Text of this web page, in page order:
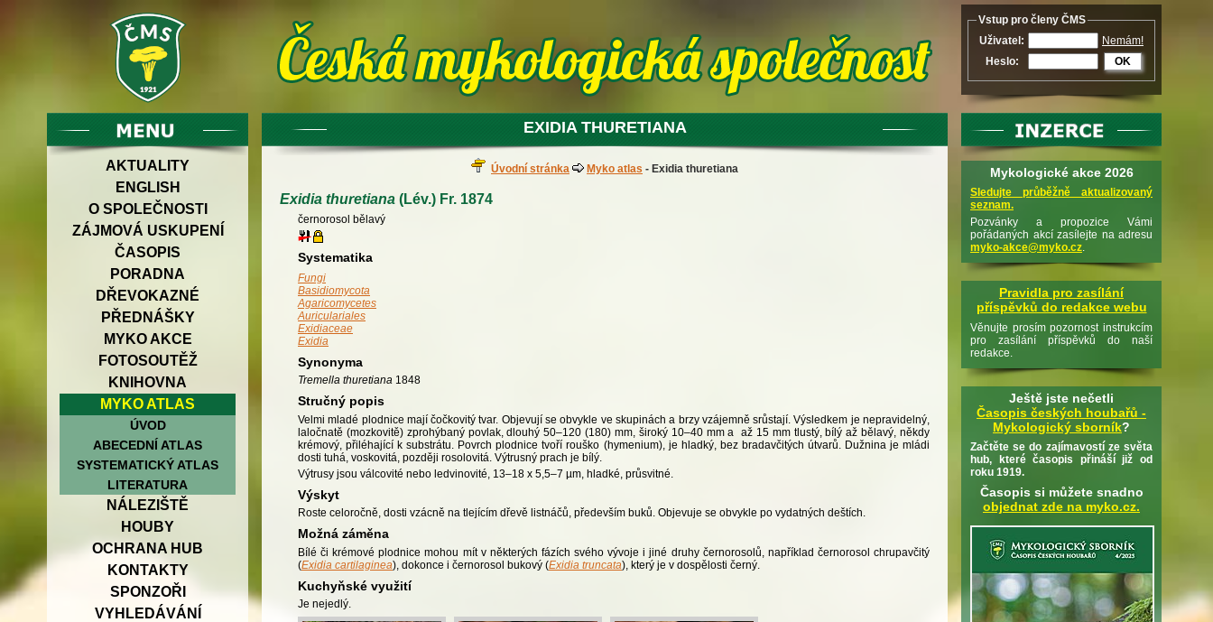
AKTUALITY
ENGLISH
O SPOLEČNOSTI
ZÁJMOVÁ USKUPENÍ
ČASOPIS
PORADNA
DŘEVOKAZNÉ
PŘEDNÁŠKY
MYKO AKCE
FOTOSOUTĚŽ
KNIHOVNA
MYKO ATLAS
ÚVOD
ABECEDNÍ ATLAS
SYSTEMATICKÝ ATLAS
LITERATURA
NÁLEZIŠTĚ
HOUBY
OCHRANA HUB
KONTAKTY
SPONZOŘI
VYHLEDÁVÁNÍ
EXIDIA THURETIANA
Úvodní stránka Myko atlas - Exidia thuretiana
Exidia thuretiana (Lév.) Fr. 1874
černorosol bělavý
Systematika
Fungi
Basidiomycota
Agaricomycetes
Auriculariales
Exidiaceae
Exidia
Synonyma
Tremella thuretiana 1848
Stručný popis
Velmi mladé plodnice mají čočkovitý tvar. Objevují se obvykle ve skupinách a brzy vzájemně srůstají. Výsledkem je nepravidelný,
laločnatě (mozkovitě) zprohýbaný povlak, dlouhý 50–120 (180) mm, široký 10–40 mm a až 15 mm tlustý, bílý až bělavý, někdy
krémový, přiléhající k substrátu. Povrch plodnice tvoří rouško (hymenium), je hladký, bez bradavčitých útvarů. Dužnina je mládi
dosti tuhá, voskovitá, později rosolovitá. Výtrusný prach je bílý.
Výtrusy jsou válcovité nebo ledvinovité, 13–18 x 5,5–7 µm, hladké, průsvitné.
Výskyt
Roste celoročně, dosti vzácně na tlejícím dřevě listnáčů, především buků. Objevuje se obvykle po vydatných deštích.
Možná záměna
Bílé či krémové plodnice mohou mít v některých fázích svého vývoje i jiné druhy černorosolů, například černorosol chrupavčitý
(Exidia cartilaginea), dokonce i černorosol bukový (Exidia truncata), který je v dospělosti černý.
Kuchyňské využití
Je nejedlý.
Vstup pro členy ČMS
Uživatel:
Nemám!
Heslo:
OK
Mykologické akce 2026
Sledujte průběžně aktualizovaný
seznam.
Pozvánky a propozice Vámi
pořádaných akcí zasílejte na adresu
myko-akce@myko.cz.
Pravidla pro zasílání
příspěvků do redakce webu
Věnujte prosím pozornost instrukcím
pro zasílání příspěvků do naší
redakce.
Ještě jste nečetli
Časopis českých houbařů -
Mykologický sborník?
Začtěte se do zajímavostí ze světa
hub, které časopis přináší již od
roku 1919.
Časopis si můžete snadno
objednat zde na myko.cz.